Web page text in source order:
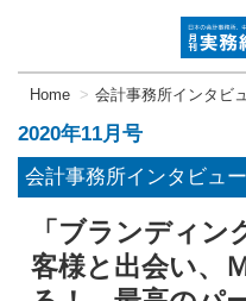
Home 会計事務所インタビ
2020年11月号
会計事務所インタビュー
「ブランディン
客様と出会い、